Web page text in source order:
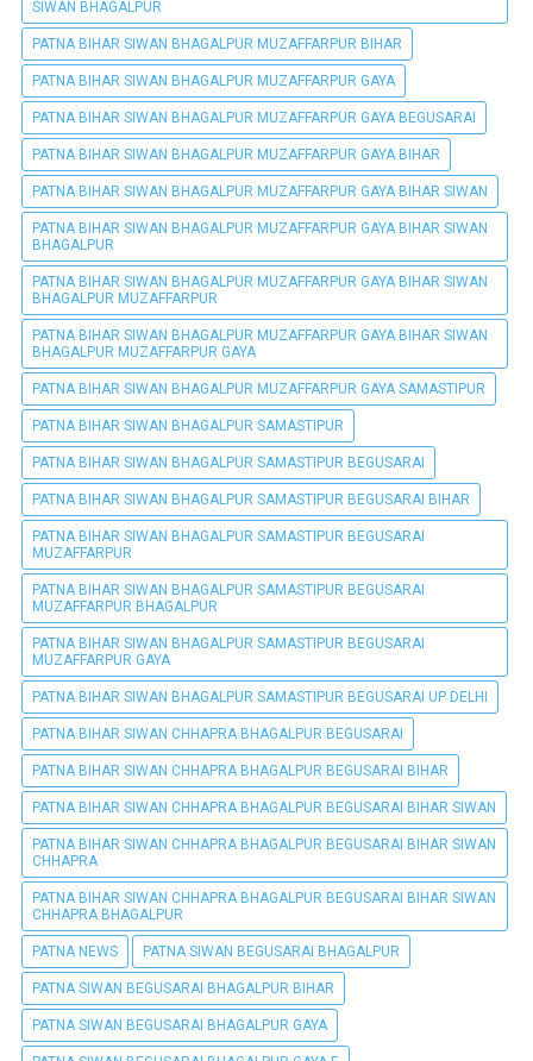
SIWAN BHAGALPUR
PATNA BIHAR SIWAN BHAGALPUR MUZAFFARPUR BIHAR
PATNA BIHAR SIWAN BHAGALPUR MUZAFFARPUR GAYA
PATNA BIHAR SIWAN BHAGALPUR MUZAFFARPUR GAYA BEGUSARAI
PATNA BIHAR SIWAN BHAGALPUR MUZAFFARPUR GAYA BIHAR
PATNA BIHAR SIWAN BHAGALPUR MUZAFFARPUR GAYA BIHAR SIWAN
PATNA BIHAR SIWAN BHAGALPUR MUZAFFARPUR GAYA BIHAR SIWAN
BHAGALPUR
PATNA BIHAR SIWAN BHAGALPUR MUZAFFARPUR GAYA BIHAR SIWAN
BHAGALPUR MUZAFFARPUR
PATNA BIHAR SIWAN BHAGALPUR MUZAFFARPUR GAYA BIHAR SIWAN
BHAGALPUR MUZAFFARPUR GAYA
PATNA BIHAR SIWAN BHAGALPUR MUZAFFARPUR GAYA SAMASTIPUR
PATNA BIHAR SIWAN BHAGALPUR SAMASTIPUR
PATNA BIHAR SIWAN BHAGALPUR SAMASTIPUR BEGUSARAI
PATNA BIHAR SIWAN BHAGALPUR SAMASTIPUR BEGUSARAI BIHAR
PATNA BIHAR SIWAN BHAGALPUR SAMASTIPUR BEGUSARAI
MUZAFFARPUR
PATNA BIHAR SIWAN BHAGALPUR SAMASTIPUR BEGUSARAI
MUZAFFARPUR BHAGALPUR
PATNA BIHAR SIWAN BHAGALPUR SAMASTIPUR BEGUSARAI
MUZAFFARPUR GAYA
PATNA BIHAR SIWAN BHAGALPUR SAMASTIPUR BEGUSARAI UP DELHI
PATNA BIHAR SIWAN CHHAPRA BHAGALPUR BEGUSARAI
PATNA BIHAR SIWAN CHHAPRA BHAGALPUR BEGUSARAI BIHAR
PATNA BIHAR SIWAN CHHAPRA BHAGALPUR BEGUSARAI BIHAR SIWAN
PATNA BIHAR SIWAN CHHAPRA BHAGALPUR BEGUSARAI BIHAR SIWAN
CHHAPRA
PATNA BIHAR SIWAN CHHAPRA BHAGALPUR BEGUSARAI BIHAR SIWAN
CHHAPRA BHAGALPUR
PATNA NEWS PATNA SIWAN BEGUSARAI BHAGALPUR
PATNA SIWAN BEGUSARAI BHAGALPUR BIHAR
PATNA SIWAN BEGUSARAI BHAGALPUR GAYA